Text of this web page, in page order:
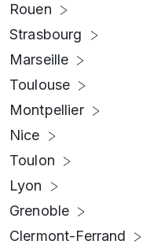
Rouen
Strasbourg
Marseille
Toulouse
Montpellier
Nice
Toulon
Lyon
Grenoble
Clermont-Ferrand